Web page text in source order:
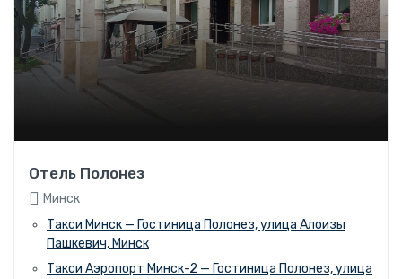
Отель Полонез
Минск
Такси Минск — Гостиница Полонез, улица Алоизы
Пашкевич, Минск
Такси Аэропорт Минск-2 — Гостиница Полонез, улица